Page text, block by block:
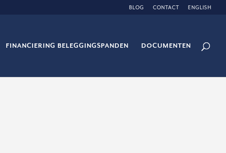
BLOG CONTACT ENGLISH
FINANCIERING BELEGGINGSPANDEN DOCUMENTEN